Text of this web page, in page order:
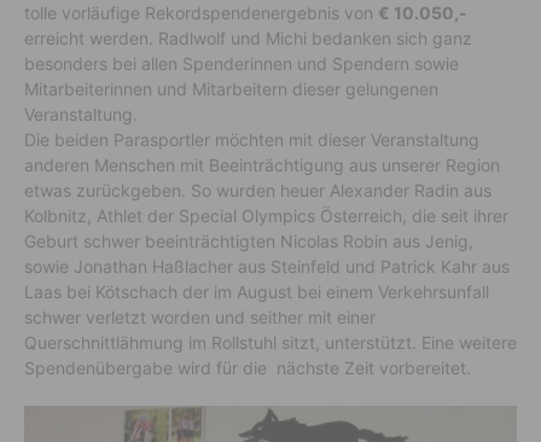
tolle vorläufige Rekordspendenergebnis von € 10.050,-
erreicht werden. Radlwolf und Michi bedanken sich ganz
besonders bei allen Spenderinnen und Spendern sowie
Mitarbeiterinnen und Mitarbeitern dieser gelungenen
Veranstaltung.
Die beiden Parasportler möchten mit dieser Veranstaltung
anderen Menschen mit Beeinträchtigung aus unserer Region
etwas zurückgeben. So wurden heuer Alexander Radin aus
Kolbnitz, Athlet der Special Olympics Österreich, die seit ihrer
Geburt schwer beeinträchtigten Nicolas Robin aus Jenig,
sowie Jonathan Haßlacher aus Steinfeld und Patrick Kahr aus
Laas bei Kötschach der im August bei einem Verkehrsunfall
schwer verletzt worden und seither mit einer
Querschnittlähmung im Rollstuhl sitzt, unterstützt. Eine weitere
Spendenübergabe wird für die nächste Zeit vorbereitet.